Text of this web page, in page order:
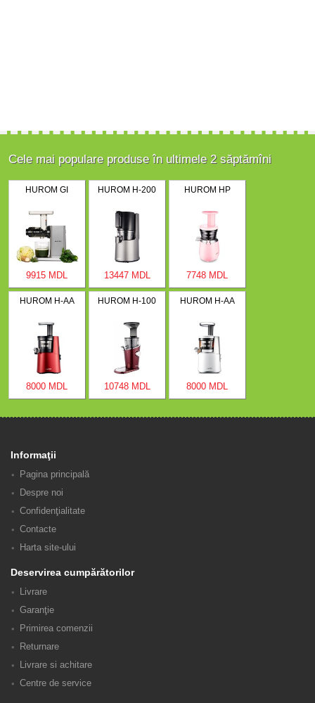
Cele mai populare produse în ultimele 2 săptămîni
HUROM GI
9915 MDL
HUROM H-200
13447 MDL
HUROM HP
7748 MDL
HUROM H-AA
8000 MDL
HUROM H-100
10748 MDL
HUROM H-AA
8000 MDL
Informaţii
Pagina principală
Despre noi
Confidenţialitate
Contacte
Harta site-ului
Deservirea cumpărătorilor
Livrare
Garanţie
Primirea comenzii
Returnare
Livrare si achitare
Centre de service